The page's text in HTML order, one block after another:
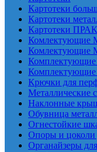
Картотеки
Картотеки
Картотеки
Комлектующие
Комлектующие
Комплектующие
Комплектующие
Крючки для
Металлические
Наклонные
Обувница
Огнестойкие
Опоры и цоколи
Органайзеры